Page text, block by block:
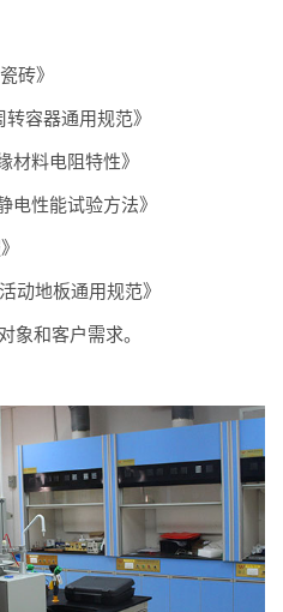
砖》
容器通用规范》
材料电阻特性》
电性能试验方法》
动地板通用规范》
象和客户需求。